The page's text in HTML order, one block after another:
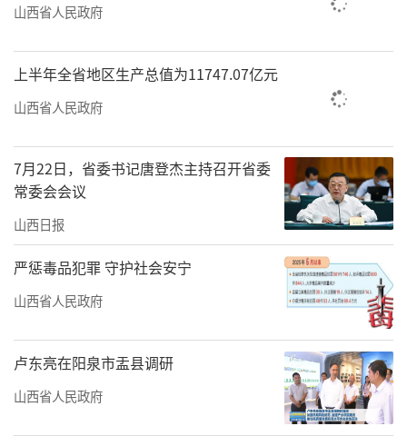
山西省人民政府
上半年全省地区生产总值为11747.07亿元
山西省人民政府
7月22日，省委书记唐登杰主持召开省委
常委会会议
山西日报
严惩毒品犯罪 守护社会安宁
山西省人民政府
卢东亮在阳泉市盂县调研
山西省人民政府